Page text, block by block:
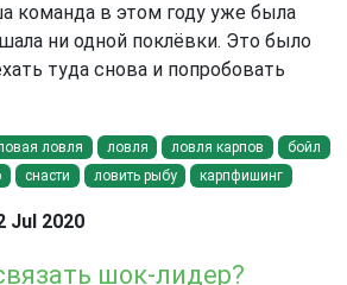
команда в этом году уже была
ни одной поклёвки. Это было
туда снова и попробовать
ловля ловля ловля карпов
бойл
снасти ловить рыбу карпфишинг
Jul 2020
шок-лидер?